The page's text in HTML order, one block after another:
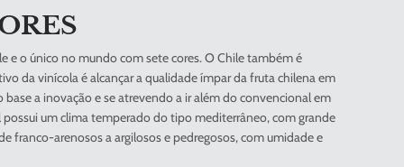
e o único no mundo com sete cores. O Chile também é
da vinícola é alcançar a qualidade ímpar da fruta chilena em
a inovação e se atrevendo a ir além do convencional em
possui um clima temperado do tipo mediterrâneo, com grande
franco-arenosos a argilosos e pedregosos, com umidade e